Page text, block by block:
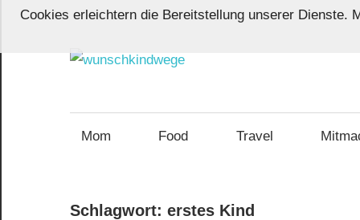
Zum
springen
Mom Food Travel
Schlagwort: erstes Kind
Cookies erleichtern die Bereitstellung unserer Dienste.